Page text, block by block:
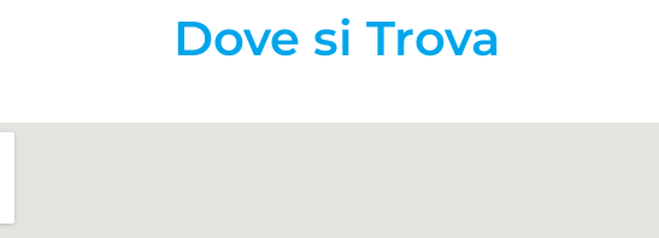
Dove si Trova